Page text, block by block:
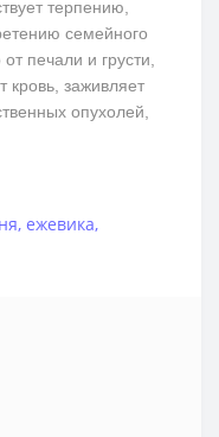
терпению,
семейного
печали и грусти,
кровь, заживляет
опухолей,
, ежевика,